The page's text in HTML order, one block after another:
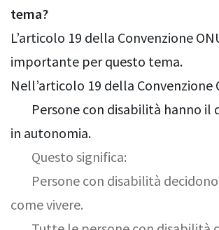
tema?
L’articolo 19 della Convenzione
importante per questo tema.
Nell’articolo 19 della Convenzione
Persone con disabilità hanno il
in autonomia.
Questo significa:
Persone con disabilità
come vivere.